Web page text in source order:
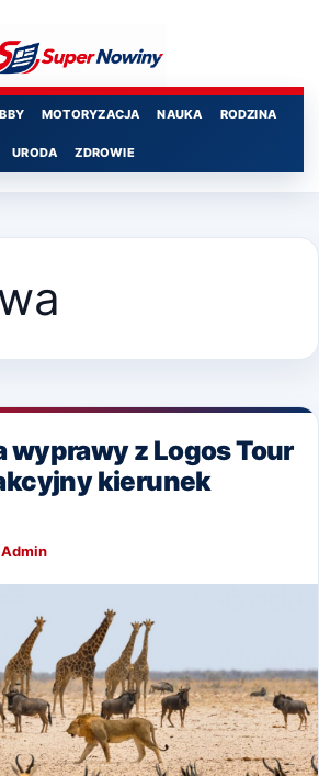
MOTORYZACJA NAUKA RODZINA
URODA ZDROWIE
wyprawy z Logos Tour
kierunek
Admin